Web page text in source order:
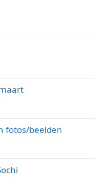
fotos/beelden